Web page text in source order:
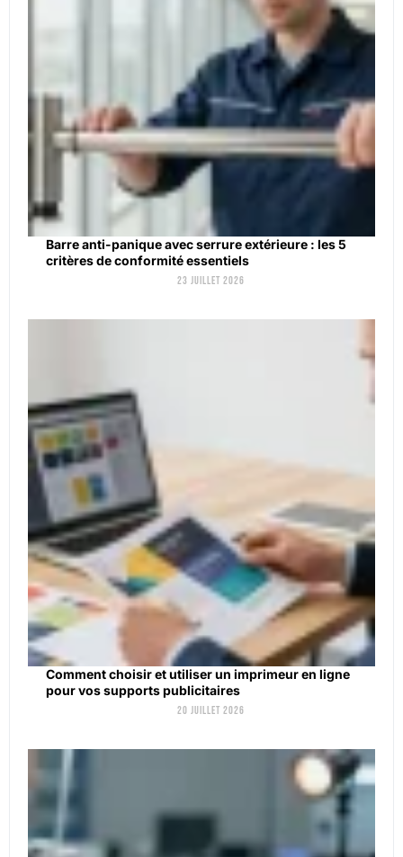
Barre anti-panique avec serrure extérieure : les 5
critères de conformité essentiels
23 juillet 2026
Comment choisir et utiliser un imprimeur en ligne
pour vos supports publicitaires
20 juillet 2026